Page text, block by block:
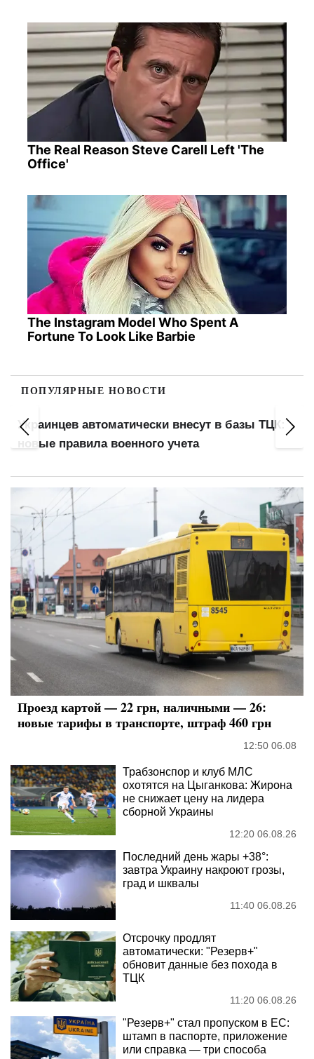
The Real Reason Steve Carell Left 'The
Office'
The Instagram Model Who Spent A
Fortune To Look Like Barbie
ПОПУЛЯРНЫЕ НОВОСТИ
Заочники, второе высшее, отчисленные: кто
из студентов теряет отсрочку от мобилизации
Проезд картой — 22 грн, наличными — 26:
новые тарифы в транспорте, штраф 460 грн
12:50 06.08
Трабзонспор и клуб МЛС
охотятся на Цыганкова: Жирона
не снижает цену на лидера
сборной Украины
12:20 06.08.26
Последний день жары +38°:
завтра Украину накроют грозы,
град и шквалы
11:40 06.08.26
Отсрочку продлят
автоматически: "Резерв+"
обновит данные без похода в
ТЦК
11:20 06.08.26
"Резерв+" стал пропуском в ЕС:
штамп в паспорте, приложение
или справка — три способа